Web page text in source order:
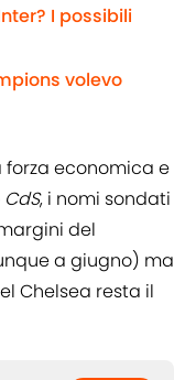
I possibili
volevo
forza economica e
CdS, i nomi sondati
del
a giugno) ma
Chelsea resta il